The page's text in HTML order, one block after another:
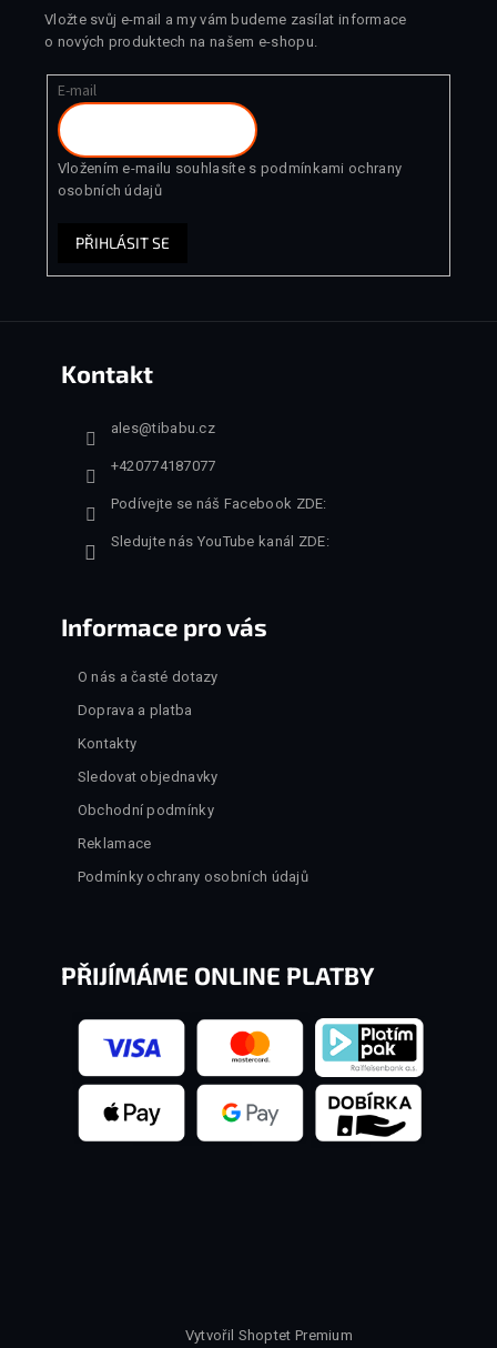
Vložte svůj e-mail a my vám budeme zasílat informace
o nových produktech na našem e-shopu.
E-mail
Vložením e-mailu souhlasíte s podmínkami ochrany
osobních údajů
PŘIHLÁSIT SE
Kontakt
ales@tibabu.cz
+420774187077
Podívejte se náš Facebook ZDE:
Sledujte nás YouTube kanál ZDE:
Informace pro vás
O nás a časté dotazy
Doprava a platba
Kontakty
Sledovat objednavky
Obchodní podmínky
Reklamace
Podmínky ochrany osobních údajů
PŘIJÍMÁME ONLINE PLATBY
Vytvořil Shoptet Premium